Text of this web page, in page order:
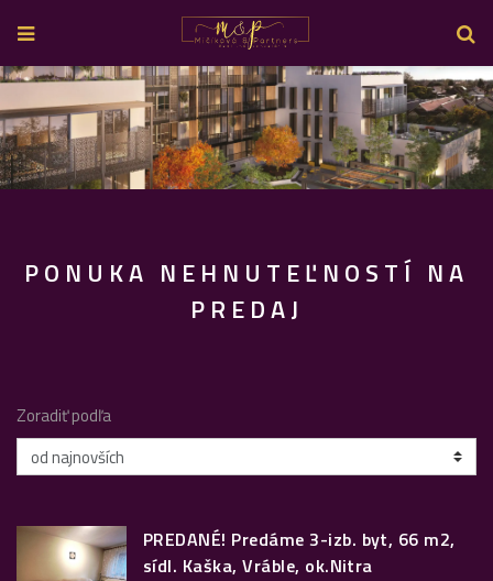
PONUKA NEHNUTEĽNOSTÍ NA
PREDAJ
Zoradiť podľa
PREDANÉ! Predáme 3-izb. byt, 66 m2,
sídl. Kaška, Vráble, ok.Nitra